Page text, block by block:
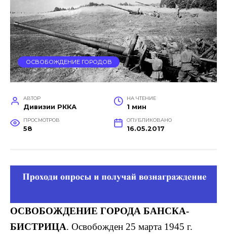
ОСВОБОЖДЕНИЕ ГОРОДОВ
АВТОР
Дивизии РККА
НА ЧТЕНИЕ
1 мин
ПРОСМОТРОВ
58
ОПУБЛИКОВАНО
16.05.2017
ОСВОБОЖДЕНИЕ ГОРОДА БАНСКА-
БИСТРИЦА. Освобожден 25 марта 1945 г.